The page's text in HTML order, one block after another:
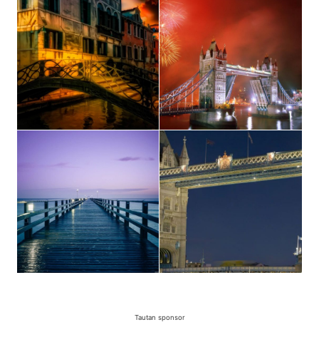
Tautan sponsor